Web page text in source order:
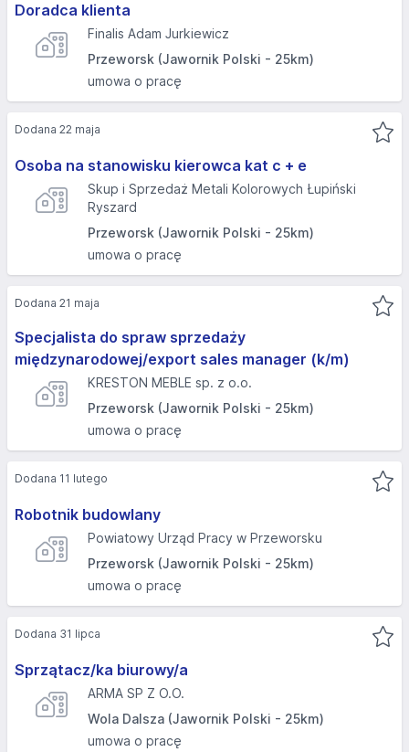
Doradca klienta
Finalis Adam Jurkiewicz
Przeworsk (Jawornik Polski - 25km)
umowa o pracę
Osoba na stanowisku kierowca kat c + e
Skup i Sprzedaż Metali Kolorowych Łupiński
Ryszard
Przeworsk (Jawornik Polski - 25km)
umowa o pracę
Dodana 22 maja
Specjalista do spraw sprzedaży
międzynarodowej/export sales manager (k/m)
KRESTON MEBLE sp. z o.o.
Przeworsk (Jawornik Polski - 25km)
umowa o pracę
Dodana 21 maja
Robotnik budowlany
Powiatowy Urząd Pracy w Przeworsku
Przeworsk (Jawornik Polski - 25km)
umowa o pracę
Dodana 11 lutego
Sprzątacz/ka biurowy/a
ARMA SP Z O.O.
Wola Dalsza (Jawornik Polski - 25km)
umowa o pracę
Dodana 31 lipca